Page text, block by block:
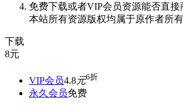
免费下载或者VIP会员资源能否直接
本站所有资源版权均属于原作者所
下载
8元
VIP会员4.8元6折
永久会员免费